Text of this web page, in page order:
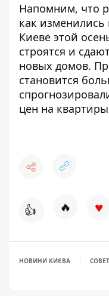
Напомним, что
как изменились
Киеве этой
строятся и
новых домов.
становится
цен на
👍 🔥 ♥
НОВИНИ КИЄВА